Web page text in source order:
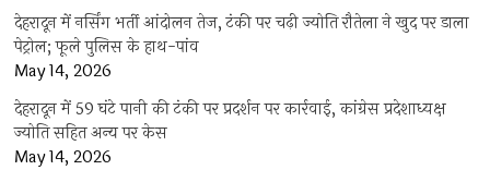
देहरादून में नर्सिंग भर्ती आंदोलन तेज, टंकी पर चढ़ी ज्योति रौतेला ने खुद पर डाला
पेट्रोल; फूले पुलिस के हाथ-पांव
May 14, 2026
देहरादून में 59 घंटे पानी की टंकी पर प्रदर्शन पर कार्रवाई, कांग्रेस प्रदेशाध्यक्ष
ज्योति सहित अन्य पर केस
May 14, 2026